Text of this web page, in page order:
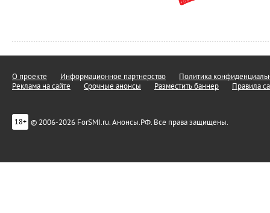
О проекте Информационное партнерство
Политика
Реклама на сайте
Срочные анонсы Разместить баннер Правила
18+ © 2006-2026 ForSMI.ru. Анонсы.РФ. Все права защищены.